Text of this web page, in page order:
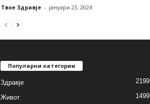
Твое Здравје - јануари 23, 2024
Популарни категории
Здравје 2199
Живот 1499